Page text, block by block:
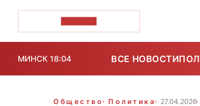
МИНСК 18:04 ВСЕ НОВОСТИ
Общество Политика 27.04.2026